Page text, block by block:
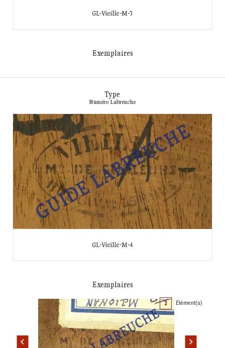
GL-Vieille-M-3
Exemplaires
Type
Numéro Labreuche
GL-Vieille-M-4
Exemplaires
2 Élément(s)